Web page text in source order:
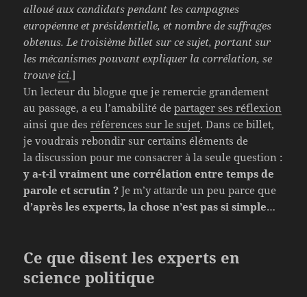
alloué aux candidats pendant les campagnes
européenne et présidentielle, et nombre de suffrages
obtenus. Le troisième billet sur ce sujet, portant sur
les mécanismes pouvant expliquer la corrélation, se
trouve ici.]
Un lecteur du blogue que je remercie grandement
au passage, a eu l’amabilité departager ses réflexion
ainsi que desréférences sur le sujet. Dans ce billet,
je voudrais rebondir sur certains éléments de
la discussion pour me consacrer à la seule question :
y a-t-il vraiment une corrélation entre temps de
parole et scrutin ? Je m’y attarde un peu parce que
d’après les experts, la chose n’est pas si simple…
Ce que disent les experts en
science politique